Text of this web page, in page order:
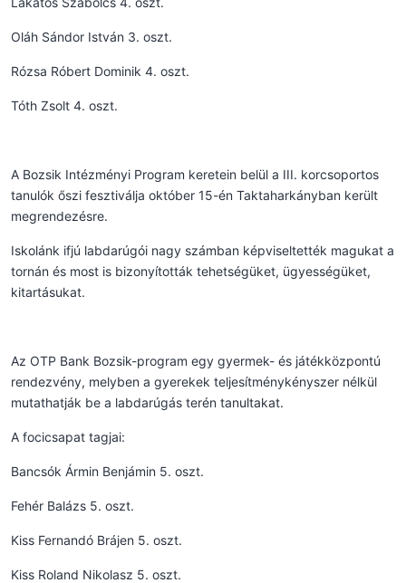
Oláh Sándor István 3. oszt.
Rózsa Róbert Dominik 4. oszt.
Tóth Zsolt 4. oszt.
A Bozsik Intézményi Program keretein belül a III. korcsoportos
tanulók őszi fesztiválja október 15-én Taktaharkányban került
megrendezésre.
Iskolánk ifjú labdarúgói nagy számban képviseltették magukat a
tornán és most is bizonyították tehetségüket, ügyességüket,
kitartásukat.
Az OTP Bank Bozsik-program egy gyermek- és játékközpontú
rendezvény, melyben a gyerekek teljesítménykényszer nélkül
mutathatják be a labdarúgás terén tanultakat.
A focicsapat tagjai:
Bancsók Ármin Benjámin 5. oszt.
Fehér Balázs 5. oszt.
Kiss Fernandó Brájen 5. oszt.
Kiss Roland Nikolasz 5. oszt.